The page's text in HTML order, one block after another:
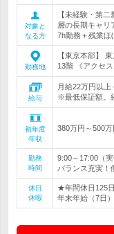
対象と
なる方
【未経験・第
層の長期キャ
7h勤務＋残業ほ
勤務地
【東京本部】
13階 《アクセ
給与
月給22万円以
※最低保証額。
初年度
年収
380万円～500万
勤務
時間
9:00～17:00（
バランス充実！
休日
休暇
★年間休日125
年末年始（7日